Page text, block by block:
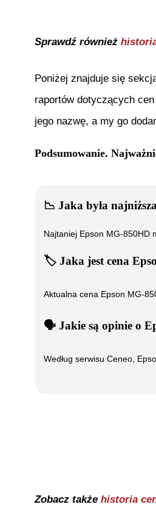
Sprawdź również
Poniżej znajduje się
raportów dotyczących
jego nazwę, a my go
Podsumowanie.
📉 Jaka była
Najtaniej Epson MG-850HD
🏷️ Jaka jest cena
Aktualna cena Epson MG-
🗣️ ️ Jakie są opinie o
Według serwisu Ceneo,
Zobacz także historia